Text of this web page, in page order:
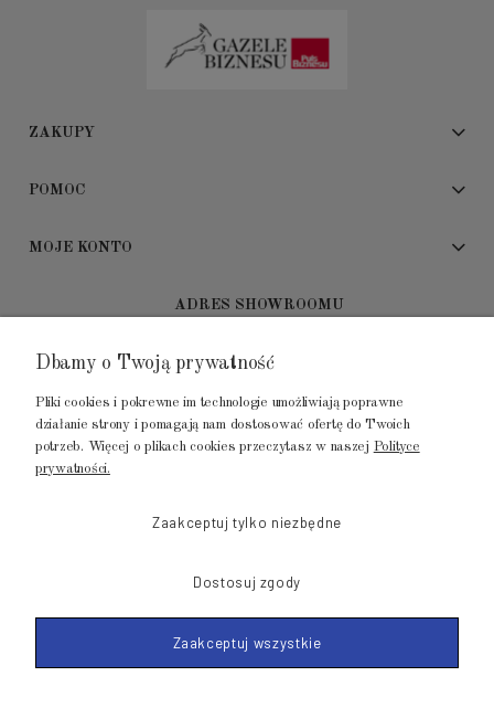
ZAKUPY
POMOC
MOJE KONTO
ADRES SHOWROOMU
GALERIA METROPOLIA
ul. Jana Kilińskiego 4
80-452 Gdańsk
© 2011-2026 LuksusowySen.pl
Dbamy o Twoją prywatność
Pliki cookies i pokrewne im technologie umożliwiają poprawne
działanie strony i pomagają nam dostosować ofertę do Twoich
potrzeb. Więcej o plikach cookies przeczytasz w naszej Polityce
prywatności.
Zaakceptuj tylko niezbędne
Dostosuj zgody
Zaakceptuj wszystkie